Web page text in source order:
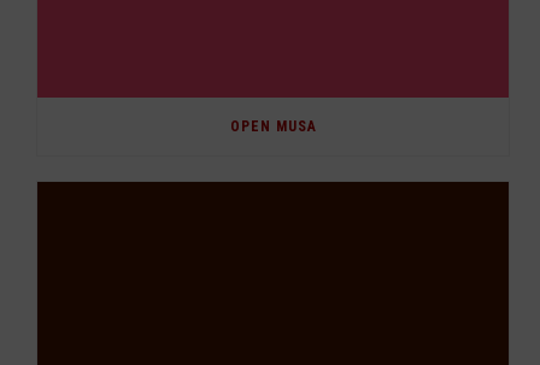
OPEN MUSA